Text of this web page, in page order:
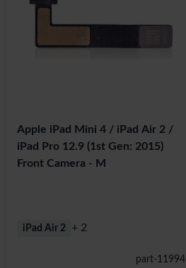
Apple iPad Mini 4 / iPad Air 2 /
iPad Pro 12.9 (1st Gen: 2015)
Front Camera - M
part-11994
iPad Air 2 + 2